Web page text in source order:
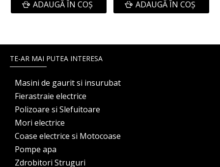
ADAUGĂ ÎN COŞ ADAUGĂ ÎN COŞ
TE-AR MAI PUTEA INTERESA
Masini de gaurit si insurubat
Fierastraie electrice
Polizoare si Slefuitoare
Mori electrice
Coase electrice si Motocoase
Pompe apa
Zdrobitori Struguri